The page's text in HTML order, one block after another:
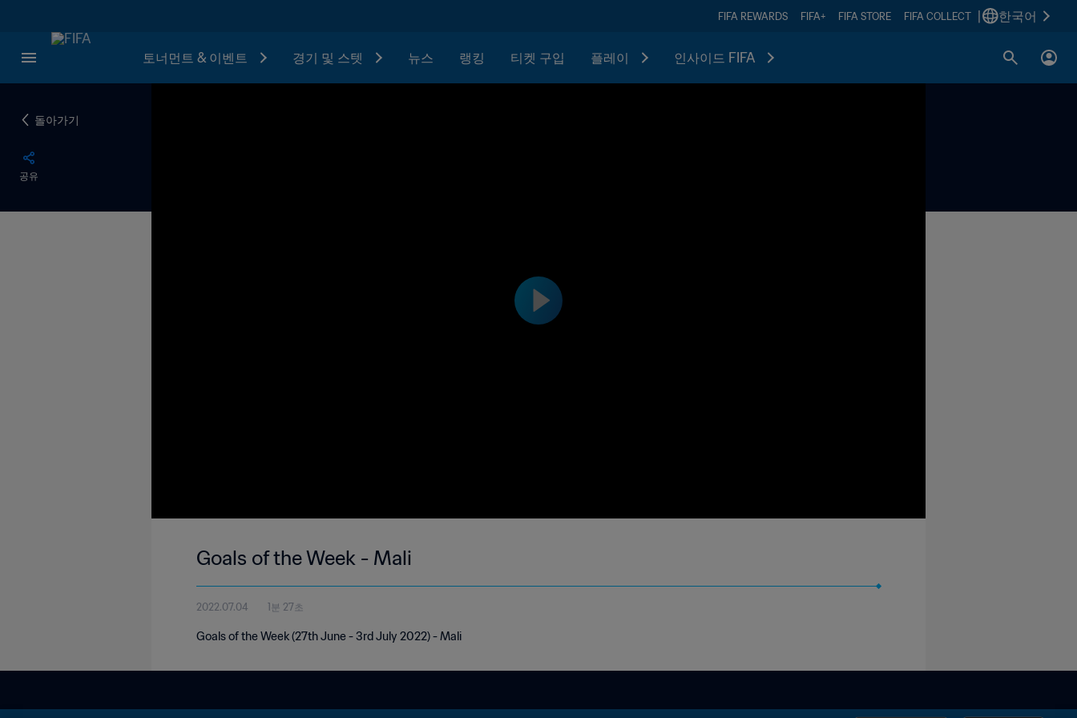
FIFA REWARDS FIFA+ FIFA STORE FIFA COLLECT 한국어
토너먼트 & 이벤트 경기 및 스텟 뉴스 랭킹 티켓 구입 플레이 인사이드 FIFA
돌아가기
공유
Goals of the Week - Mali
2022.07.04 1분 27초
Goals of the Week (27th June - 3rd July 2022) - Mali